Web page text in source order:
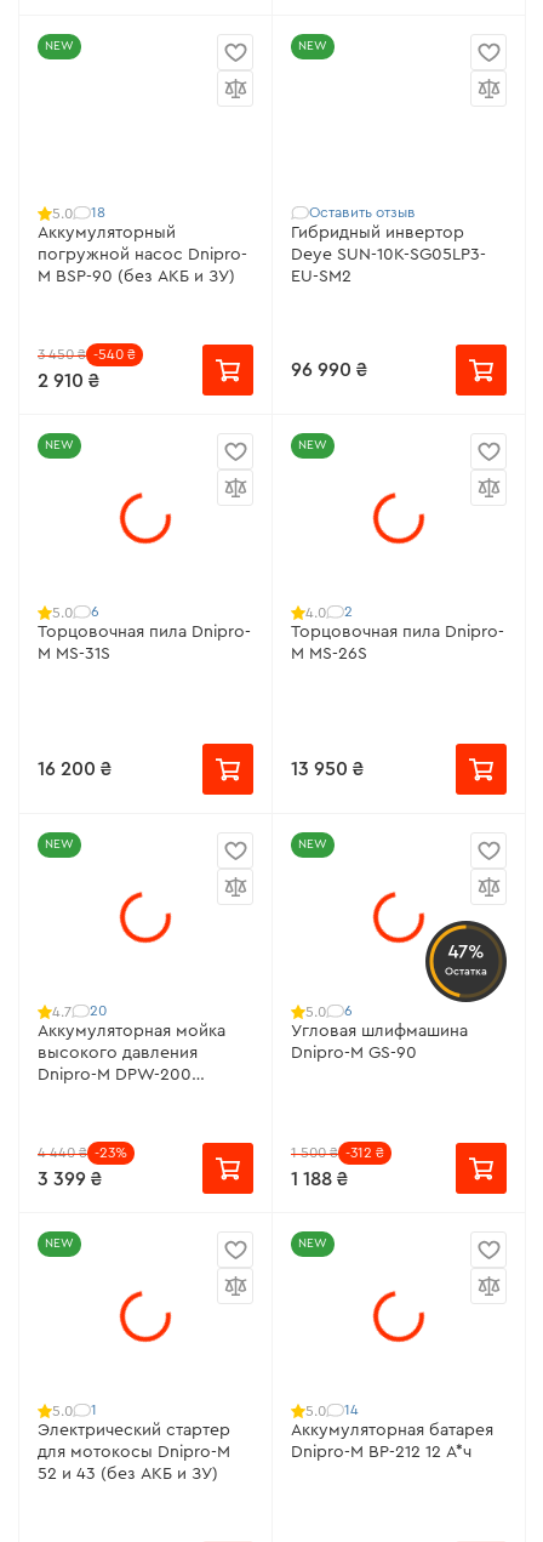
NEW
5.0 18
Аккумуляторный
погружной насос Dnipro-
M BSP-90 (без АКБ и ЗУ)
3 450 ₴ -540 ₴
2 910 ₴
NEW
Оставить отзыв
Гибридный инвертор
Deye SUN-10K-SG05LP3-
EU-SM2
96 990 ₴
NEW
5.0 6
Торцовочная пила Dnipro-
M MS-31S
16 200 ₴
NEW
4.0 2
Торцовочная пила Dnipro-
M MS-26S
13 950 ₴
NEW
4.7 20
Аккумуляторная мойка
высокого давления
Dnipro-M DPW-200
4 440 ₴ -23%
3 399 ₴
NEW
47%
Остатка
5.0 6
Угловая шлифмашина
Dnipro-M GS-90
1 500 ₴ -312 ₴
1 188 ₴
NEW
5.0 1
Электрический стартер
для мотокосы Dnipro-M
52 и 43 (без АКБ и ЗУ)
NEW
5.0 14
Аккумуляторная батарея
Dnipro-M BP-212 12 А*ч